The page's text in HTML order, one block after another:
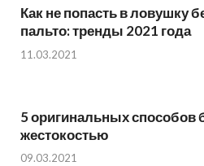
Как не попасть в ловушку
пальто: тренды 2021 года
11.03.2021
5 оригинальных способов
жестокостью
09.03.2021